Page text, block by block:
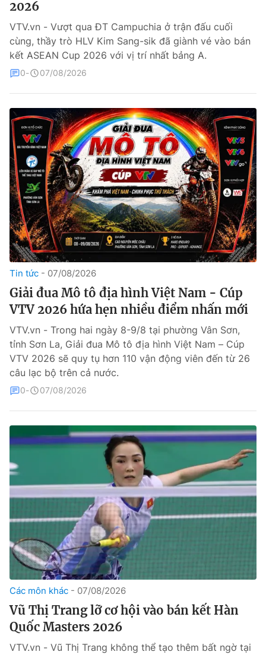
Bóng đá
Thể thao Điện tử
Các môn khác
VIDEO
Bên lề
THỜI BÁO VTV
Theo dõi báo trên
Cơ quan chủ quản:
Đài Truyền hình Việt Nam
Cơ quan báo chí:Thời báo VTV
Giấy phép hoạt động báo in và báo điện tử số 483/GP-BTTTT
cấp ngày 29/12/2023
Tổng Biên tập:Vũ Thanh Thủy
Tổng đài VTV:024.38 355 931 - 024.38 355 932
Ðiện thoại Thời báo VTV:024.66 897 897
Liên hệ quảng cáo:
0966 196 377
Email:toasoan@vtv.vn
® Cấm sao chép dưới mọi hình thức nếu không có sự chấp
2026
VTV.vn - Vượt qua ĐT Campuchia ở trận đấu cuối
cùng, thầy trò HLV Kim Sang-sik đã giành vé vào bán
kết ASEAN Cup 2026 với vị trí nhất bảng A.
0 07/08/2026
Tin tức 07/08/2026
Giải đua Mô tô địa hình Việt Nam - Cúp
VTV 2026 hứa hẹn nhiều điểm nhấn mới
VTV.vn - Trong hai ngày 8-9/8 tại phường Vân Sơn,
tỉnh Sơn La, Giải đua Mô tô địa hình Việt Nam – Cúp
VTV 2026 sẽ quy tụ hơn 110 vận động viên đến từ 26
câu lạc bộ trên cả nước.
0 07/08/2026
Các môn khác 07/08/2026
Vũ Thị Trang lỡ cơ hội vào bán kết Hàn
Quốc Masters 2026
VTV.vn - Vũ Thị Trang không thể tạo thêm bất ngờ tại